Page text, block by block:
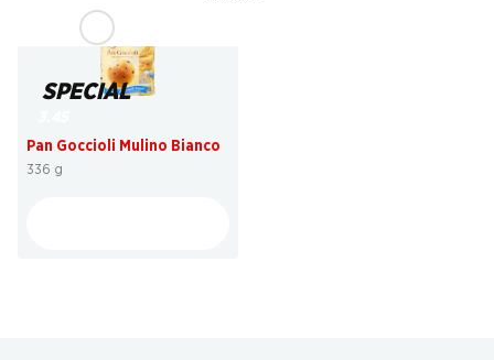
SPECIAL
Pan Goccioli Mulino Bianco
336 g